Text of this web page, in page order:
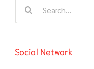
Social Network